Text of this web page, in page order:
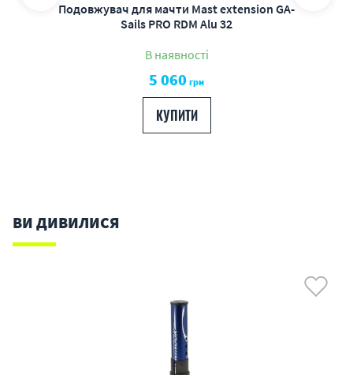
Подовжувач для мачти Mast extension GA-
Sails PRO RDM Alu 32
В наявності
5 060 грн
КУПИТИ
ВИ ДИВИЛИСЯ